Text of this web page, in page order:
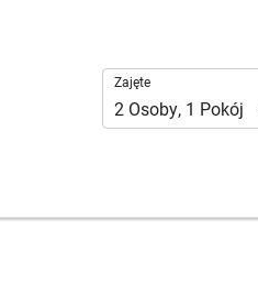
Zajęte
Zajęte
2 Osoby, 1 Pokój